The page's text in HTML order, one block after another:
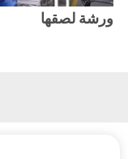
ورشة لصقها